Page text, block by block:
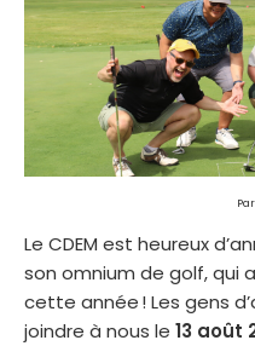
Le CDEM est heureux
son omnium de golf, qui
cette année ! Les gens
joindre à nous le 13 août